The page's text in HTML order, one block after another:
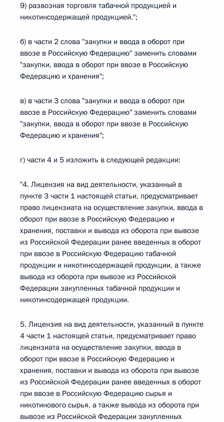
9) развозная торговля табачной продукцией и
никотинсодержащей продукцией.";
б) в части 2 слова "закупки и ввода в оборот при
ввозе в Российскую Федерацию" заменить словами
"закупки, ввода в оборот при ввозе в Российскую
Федерацию и хранения";
в) в части 3 слова "закупки и ввода в оборот при
ввозе в Российскую Федерацию" заменить словами
"закупки, ввода в оборот при ввозе в Российскую
Федерацию и хранения";
г) части 4 и 5 изложить в следующей редакции:
"4. Лицензия на вид деятельности, указанный в
пункте 3 части 1 настоящей статьи, предусматривает
право лицензиата на осуществление закупки, ввода в
оборот при ввозе в Российскую Федерацию и
хранения, поставки и вывода из оборота при вывозе
из Российской Федерации ранее введенных в оборот
при ввозе в Российскую Федерацию табачной
продукции и никотинсодержащей продукции, а также
вывода из оборота при вывозе из Российской
Федерации закупленных табачной продукции и
никотинсодержащей продукции.
5. Лицензия на вид деятельности, указанный в пункте
4 части 1 настоящей статьи, предусматривает право
лицензиата на осуществление закупки, ввода в
оборот при ввозе в Российскую Федерацию и
хранения, поставки и вывода из оборота при вывозе
из Российской Федерации ранее введенных в оборот
при ввозе в Российскую Федерацию сырья и
никотинового сырья, а также вывода из оборота при
вывозе из Российской Федерации закупленных